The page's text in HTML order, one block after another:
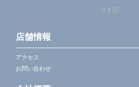
店舗情報
アクセス
お問い合わせ